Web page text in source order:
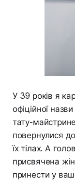
У 39 років я
офіційної
тату-
повернулися
їх тілах. А
присвячена
принести у